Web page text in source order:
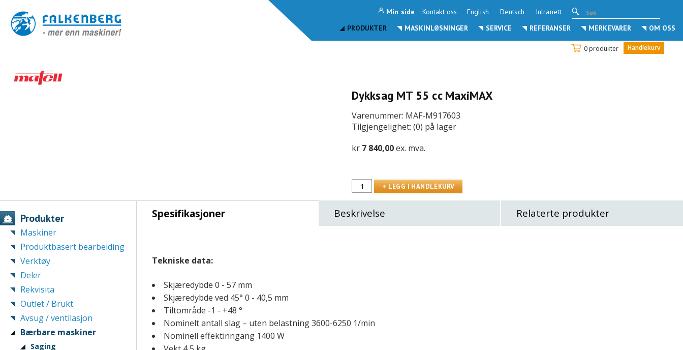
English Deutsch Intranett
Kontakt oss
Min side
PRODUKTER
MASKINLØSNINGER SERVICE REFERANSER MERKEVARER OM OSS
0 produkter Handlekurv
Dykksag MT 55 cc MaxiMAX
Varenummer: MAF-M917603
Tilgjengelighet: (0) på lager
kr 7 840,00ex. mva.
Produkter
Maskiner
Produktbasert bearbeiding
Verktøy
Deler
Rekvisita
Outlet / Brukt
Avsug / ventilasjon
Bærbare maskiner
Saging
Spesifikasjoner Beskrivelse Relaterte produkter
Tekniske data:
Skjæredybde 0 - 57 mm
Skjæredybde ved 45° 0 - 40,5 mm
Tiltområde -1 - +48 °
Nominelt antall slag – uten belastning 3600-6250 1/min
Nominell effektinngang 1400 W